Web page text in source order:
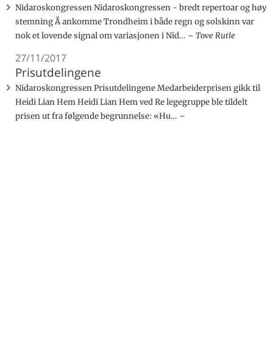
Nidaroskongressen Nidaroskongressen - bredt repertoar og høy
stemning Å ankomme Trondheim i både regn og solskinn var
nok et lovende signal om variasjonen i Nid…
Tove Rutle
27/11/2017
Prisutdelingene
Nidaroskongressen Prisutdelingene Medarbeiderprisen gikk til
Heidi Lian Hem Heidi Lian Hem ved Re legegruppe ble tildelt
prisen ut fra følgende begrunnelse: «Hu…